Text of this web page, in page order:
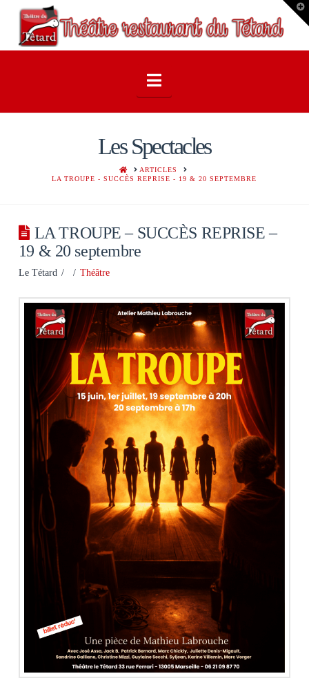
Navigation
Les Spectacles
HOMEARTICLES
LA TROUPE - SUCCÈS REPRISE - 19 & 20 SEPTEMBRE
LA TROUPE – SUCCÈS REPRISE –
19 & 20 septembre
Le Tétard Théâtre